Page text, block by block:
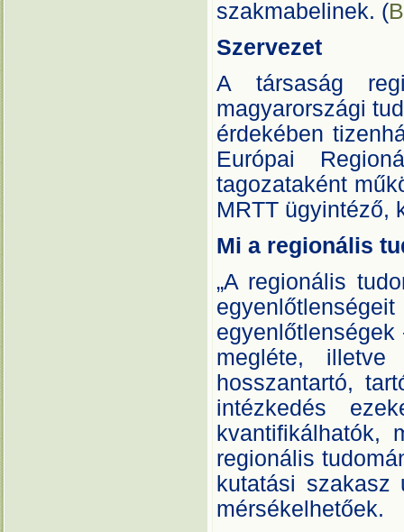
szakmabelinek. (
Szervezet
A társaság
magyarországi
érdekében
Európai
tagozataként
MRTT ügyintéző,
Mi a regionális
„A regionális
megléte, illetve
hosszantartó,
intézkedés
kvantifikálhatók,
regionális
kutatási szakasz
mérsékelhetőek.